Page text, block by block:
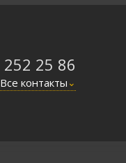
25 86
Все контакты ⌄